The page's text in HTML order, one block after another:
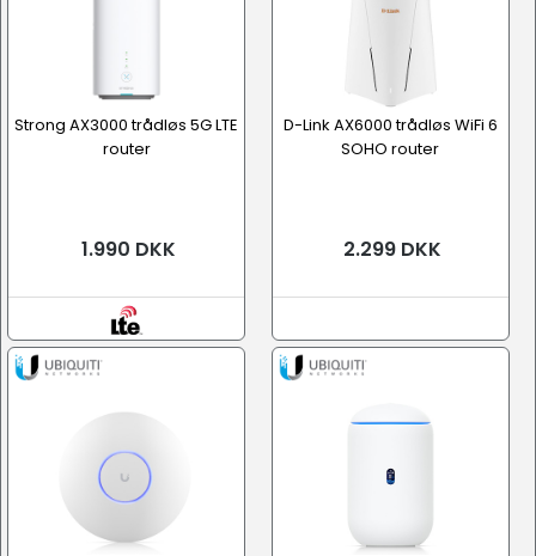
Strong AX3000 trådløs 5G LTE
router
1.990 DKK
D-Link AX6000 trådløs WiFi 6
SOHO router
2.299 DKK